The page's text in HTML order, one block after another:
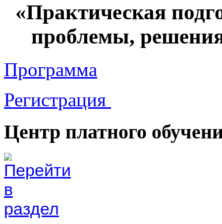
«Практическая
проблемы,
Программа
Регистрация
Центр платного